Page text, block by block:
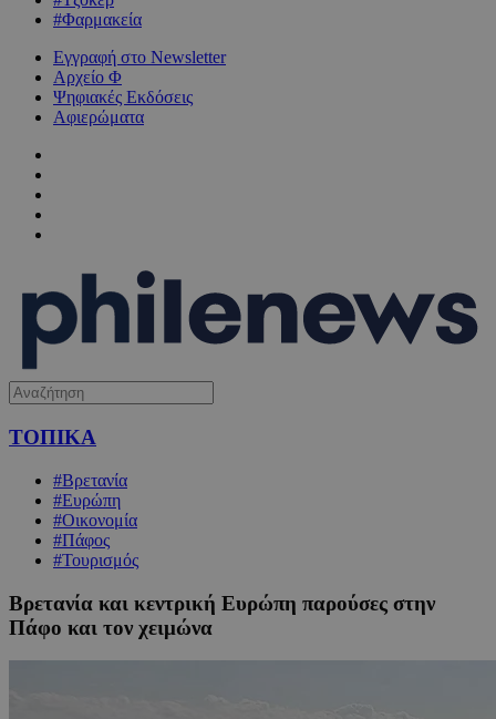
#Φαρμακεία
Εγγραφή στο Newsletter
Αρχείο Φ
Ψηφιακές Εκδόσεις
Αφιερώματα
ΤΟΠΙΚΑ
#Βρετανία
#Ευρώπη
#Οικονομία
#Πάφος
#Τουρισμός
Βρετανία και κεντρική Ευρώπη παρούσες στην
Πάφο και τον χειμώνα